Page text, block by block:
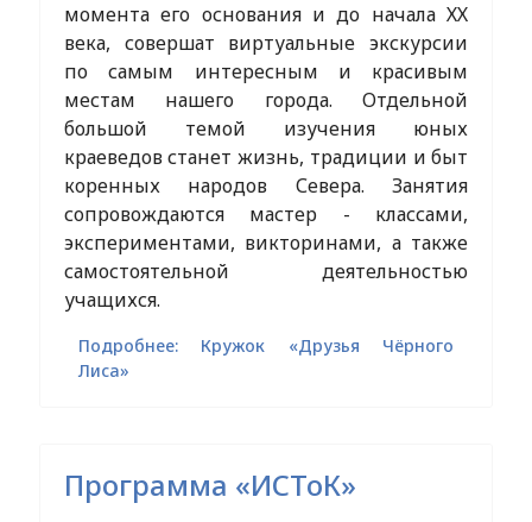
момента его основания и до начала ХХ
века, совершат виртуальные экскурсии
по самым интересным и красивым
местам нашего города. Отдельной
большой темой изучения юных
краеведов станет жизнь, традиции и быт
коренных народов Севера. Занятия
сопровождаются мастер - классами,
экспериментами, викторинами, а также
самостоятельной деятельностью
учащихся.
Подробнее: Кружок «Друзья Чёрного
Лиса»
Программа «ИСТоК»